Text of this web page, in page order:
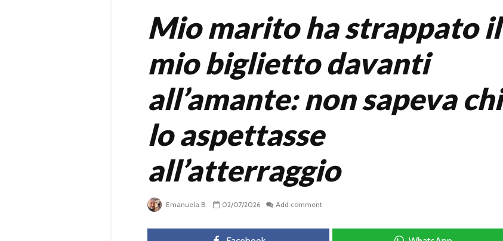
Mio marito ha strappato il
mio biglietto davanti
all’amante: non sapeva chi
lo aspettasse
all’atterraggio
Emanuela B. 02/07/2026 Add comment